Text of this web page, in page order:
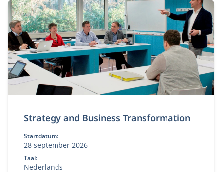
Strategy and Business Transformation
Startdatum:
28 september 2026
Taal:
Nederlands